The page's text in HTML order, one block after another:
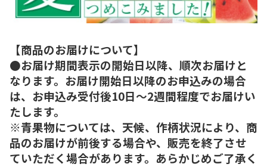
【商品のお届けについて】
●お届け期間表示の開始日以降、順次お届けと
なります。お届け開始日以降のお申込みの場合
は、お申込み受付後10日～2週間程度でお届けい
たします。
※青果物については、天候、作柄状況により、商
品のお届けが前後する場合や、販売を終了させ
ていただく場合があります。あらかじめご了承く